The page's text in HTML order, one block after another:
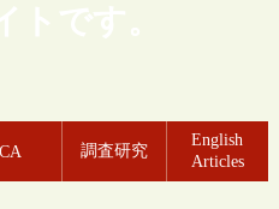
トです。
CA 調査研究
English
Articles